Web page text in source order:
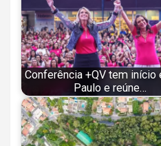
Conferência +QV tem início
Paulo e reúne…